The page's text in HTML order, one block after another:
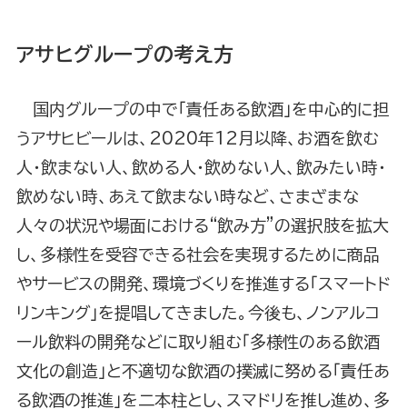
アサヒグループの考え方
国内グループの中で「責任ある飲酒」を中心的に担
うアサヒビールは、2020年12月以降、お酒を飲む
人・飲まない人、飲める人・飲めない人、飲みたい時・
飲めない時、あえて飲まない時など、さまざまな
人々の状況や場面における“飲み方”の選択肢を拡大
し、多様性を受容できる社会を実現するために商品
やサービスの開発、環境づくりを推進する「スマートド
リンキング」を提唱してきました。今後も、ノンアルコ
ール飲料の開発などに取り組む「多様性のある飲酒
文化の創造」と不適切な飲酒の撲滅に努める「責任あ
る飲酒の推進」を二本柱とし、スマドリを推し進め、多